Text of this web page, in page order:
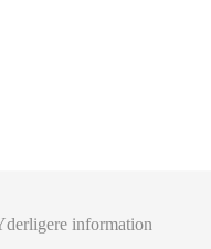
information